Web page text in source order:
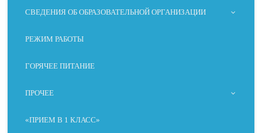
СВЕДЕНИЯ ОБ ОБРАЗОВАТЕЛЬНОЙ ОРГАНИЗАЦИИ
РЕЖИМ РАБОТЫ
ГОРЯЧЕЕ ПИТАНИЕ
ПРОЧЕЕ
«ПРИЕМ В 1 КЛАСС»